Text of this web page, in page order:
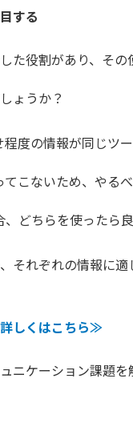
する
た役割があり、そ
ょうか？
度の情報が同じツ
こないため、やる
どちらを使ったら
それぞれの情報に
しくはこちら≫
ニケーション課題を